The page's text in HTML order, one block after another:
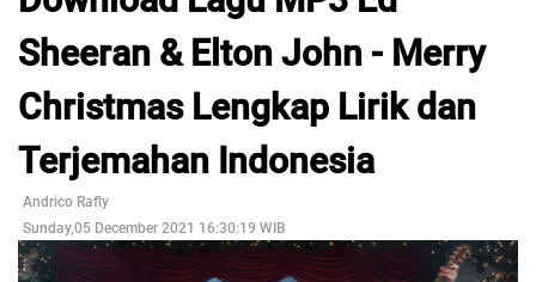
Sheeran & Elton John - Merry
Christmas Lengkap Lirik dan
Terjemahan Indonesia
Andrico Rafly
Sunday,05 December 2021 16:30:19 WIB